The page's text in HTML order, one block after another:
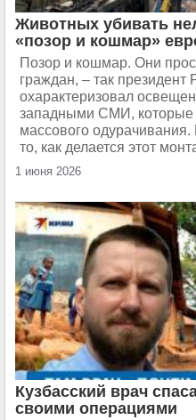
Животных убивать
«позор и кошмар»
Позор и кошмар. Они
граждан, – так
охарактеризовал
западными СМИ, которые
массового
то, как делается этот
1 июня 2026
Кузбасский врач
своими операциями